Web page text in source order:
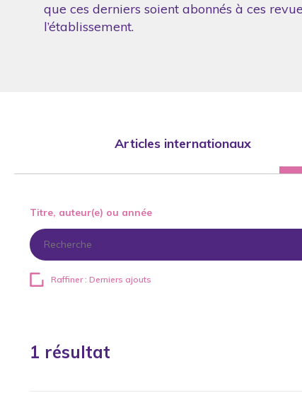
que ces derniers soient abonnés à ces
l’établissement.
Articles internationaux
Titre, auteur(e) ou année
Raffiner : Derniers ajouts
1 résultat